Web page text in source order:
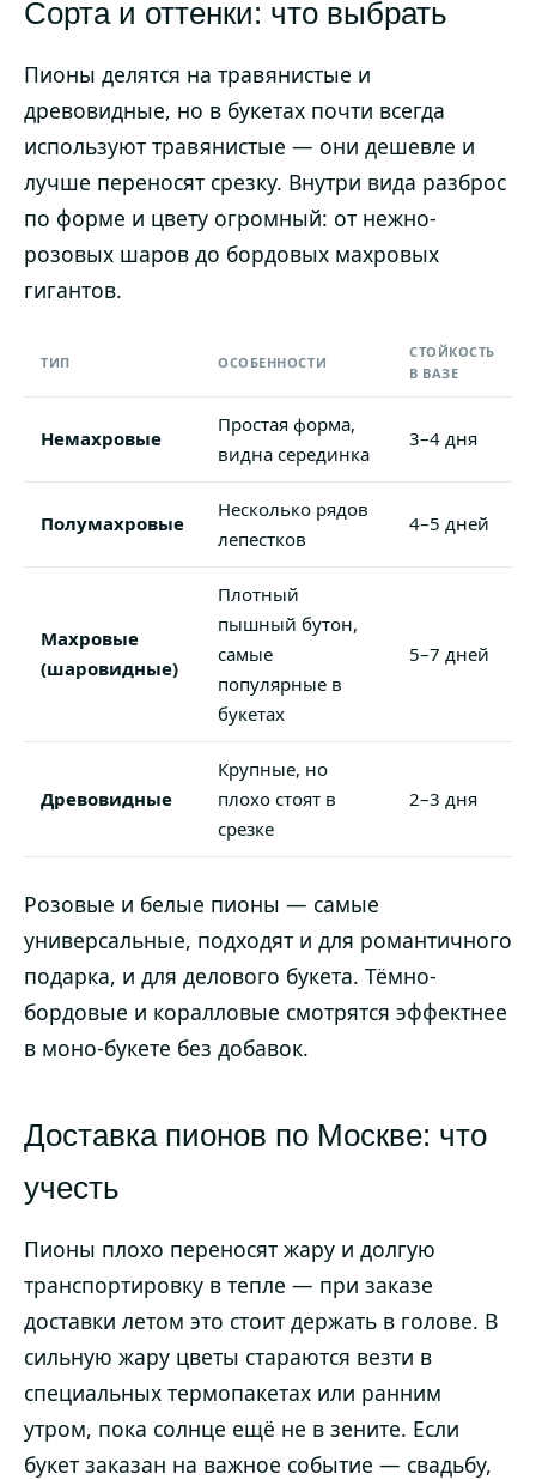
Сорта и оттенки: что выбрать
Пионы делятся на травянистые и
древовидные, но в букетах почти всегда
используют травянистые — они дешевле и
лучше переносят срезку. Внутри вида разброс
по форме и цвету огромный: от нежно-
розовых шаров до бордовых махровых
гигантов.
ТИП ОСОБЕННОСТИ
СТОЙКОСТЬ
В ВАЗЕ
Немахровые
Простая форма,
видна серединка
3–4 дня
Полумахровые
Несколько рядов
лепестков
4–5 дней
Махровые
(шаровидные)
Плотный
пышный бутон,
самые
популярные в
букетах
5–7 дней
Древовидные
Крупные, но
плохо стоят в
срезке
2–3 дня
Розовые и белые пионы — самые
универсальные, подходят и для романтичного
подарка, и для делового букета. Тёмно-
бордовые и коралловые смотрятся эффектнее
в моно-букете без добавок.
Доставка пионов по Москве: что
учесть
Пионы плохо переносят жару и долгую
транспортировку в тепле — при заказе
доставки летом это стоит держать в голове. В
сильную жару цветы стараются везти в
специальных термопакетах или ранним
утром, пока солнце ещё не в зените. Если
букет заказан на важное событие — свадьбу,